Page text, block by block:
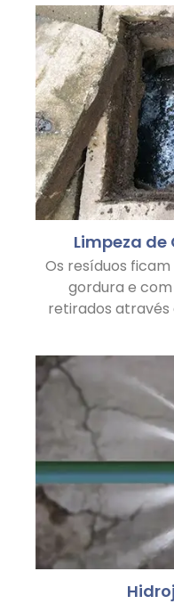
Limpeza
Os resíduos
gordura e
retirados através